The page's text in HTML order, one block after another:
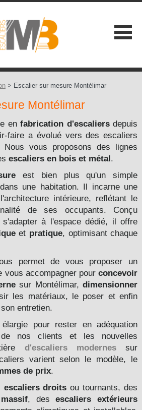
NOS ATOUTS
GAMMES
Classiques +
+
Les Extérieures
Les Design +
CONSEILS
CONTACT
> Escalier sur mesure Montélimar
Montélimar
enfabrication d'escaliersdepuis
faire a évolué vers des escaliers
Nous vous proposons des lignes
escaliers en bois et métal.
est bien plus qu'un simple
une habitation. Il incarne une
intérieure, reflétant le
de ses occupants. Conçu
s'adapter à l'espace dédié, il offre
et pratique, optimisant chaque
permet de vous proposer un
vous accompagner pourconcevoir
sur Montélimar,dimensionner
les matériaux, le poser et enfin
entretien.
pour rester en adéquation
nos clients et les nouvelles
d'escaliers modernessur
varient selon le modèle, le
de prix.
escaliers droits ou tournants, des
, desescaliers extérieurs